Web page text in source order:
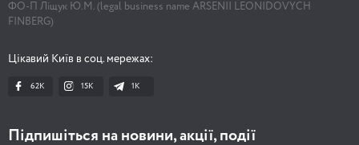
ФО-П Ліщук Ю.М. (legal business name ARSENII LEONIDOVYCH
FINBERG)
Цікавий Київ в соц. мережах:
62K 15K 1К
Підпишіться на новини, акції, події